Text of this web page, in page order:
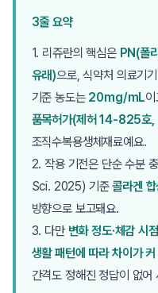
3줄 요약
1. 리쥬란의 핵심은 PN(폴
유래)으로, 식약처 의료기
기준 농도는 20mg/mL
품목허가(제허 14-825호,
조직수복용생체재료예요.
2. 작용 기전은 단순 수분
Sci. 2025) 기준콜라겐
방향으로 보고돼요.
3. 다만 변화 정도·체감 시
생활 패턴에 따라 차이가 커
간격도 정해진 정답이 없어